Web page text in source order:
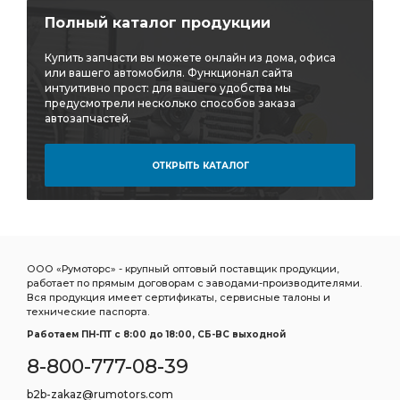
тройник горизонтальный CAMOZZI D6412
горизонтальный CAMOZZI D6412
Дв.Д-21 Д-120 Трактора:ВМТЗ
Дв.Д-21 Д-120 Трактора:ВМТЗ Т-25/Т-16
ГАЗ-52 52-04-1000104 ГАЗ УАЗ Дв.
ГАЗ УАЗ Дв. ЗМЗ-402 УАЗ Дв. ЗМЗ-402
УАЗ Дв. ЗМЗ-402 УМЗ-421
Комплект коренных вкладышей 1,50
Полный каталог продукции
Купить запчасти вы можете онлайн из дома, офиса
или вашего автомобиля. Функционал сайта
интуитивно прост: для вашего удобства мы
предусмотрели несколько способов заказа
автозапчастей.
ОТКРЫТЬ КАТАЛОГ
ООО «Румоторс» - крупный оптовый поставщик продукции,
работает по прямым договорам с заводами-производителями.
Вся продукция имеет сертификаты, сервисные талоны и
технические паспорта.
Работаем ПН-ПТ c 8:00 до 18:00, СБ-ВС выходной
8-800-777-08-39
b2b-zakaz@rumotors.com